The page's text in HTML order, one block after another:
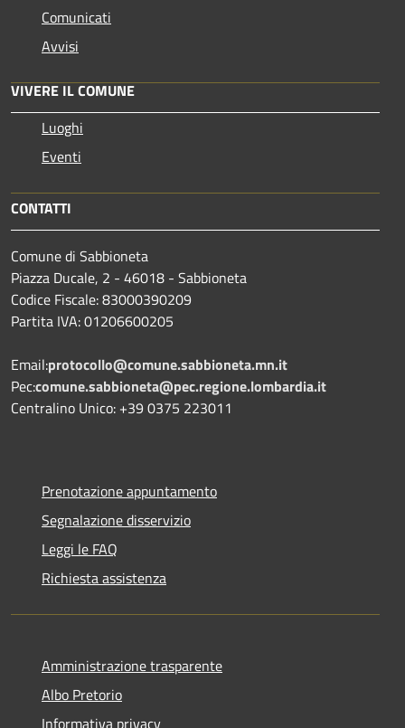
Comunicati
Avvisi
VIVERE IL COMUNE
Luoghi
Eventi
CONTATTI
Comune di Sabbioneta
Piazza Ducale, 2 - 46018 - Sabbioneta
Codice Fiscale: 83000390209
Partita IVA: 01206600205
Email:protocollo@comune.sabbioneta.mn.it
Pec:comune.sabbioneta@pec.regione.lombardia.it
Centralino Unico: +39 0375 223011
Prenotazione appuntamento
Segnalazione disservizio
Leggi le FAQ
Richiesta assistenza
Amministrazione trasparente
Albo Pretorio
Informativa privacy